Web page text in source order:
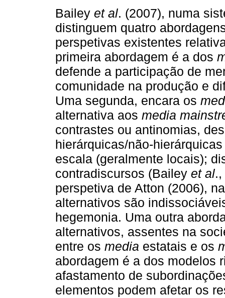
Bailey et al. (2007), numa
distinguem quatro
perspetivas existentes
primeira abordagem é a dos
defende a participação de
comunidade na produção e
Uma segunda, encara os
alternativa aos media
contrastes ou antinomias,
hierárquicas/não-
escala (geralmente locais);
contradiscursos (Bailey et al
perspetiva de Atton (2006),
alternativos são
hegemonia. Uma outra
alternativos, assentes na
entre os media estatais e os
abordagem é a dos modelos
afastamento de
elementos podem afetar os